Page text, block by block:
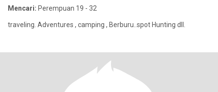
Mencari: Perempuan 19 - 32
traveling. Adventures , camping , Berburu..spot Hunting dll.